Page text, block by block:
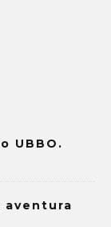
UBBO.